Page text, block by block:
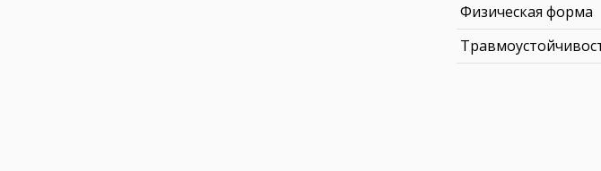
Физическая форма